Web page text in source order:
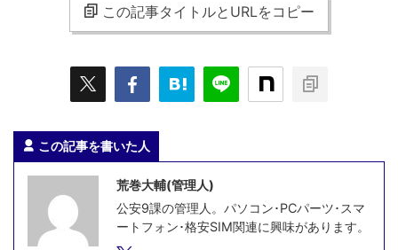
この記事タイトルとURLをコピー
この記事を書いた人
荒巻大輔(管理人)
公安9課の管理人。パソコン･PCパーツ･スマ
ートフォン･格安SIM関連に興味があります。